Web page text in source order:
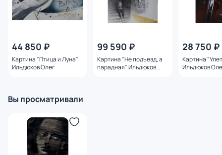
44 850 ₽
Картина "Птица и Луна"
Ильдюков Олег
99 590 ₽
Картина "Не подъезд, а
парадная" Ильдюков
28 750 ₽
Картина
Ильдюков
Вы просматривали